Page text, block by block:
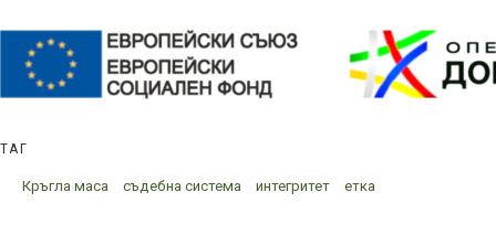
ТАГ
Кръгла маса съдебна система интегритет етка